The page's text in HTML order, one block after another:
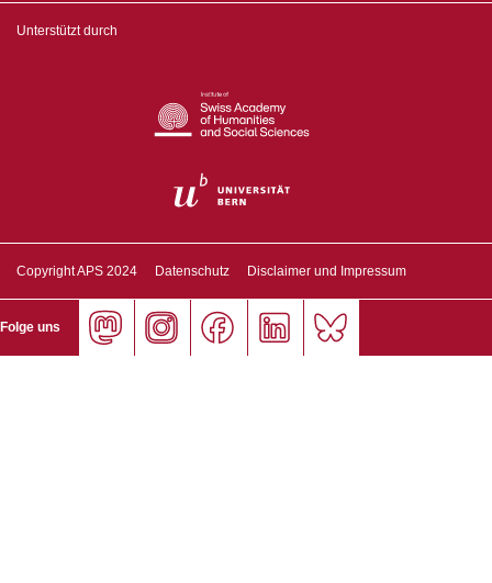
Unterstützt durch
Copyright APS 2024 Datenschutz Disclaimer und Impressum
Folge uns